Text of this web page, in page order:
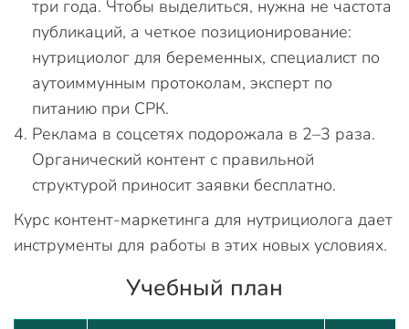
три года. Чтобы выделиться, нужна не частота
публикаций, а четкое позиционирование:
нутрициолог для беременных, специалист по
аутоиммунным протоколам, эксперт по
питанию при СРК.
Реклама в соцсетях подорожала в 2–3 раза.
Органический контент с правильной
структурой приносит заявки бесплатно.
Курс контент-маркетинга для нутрициолога дает
инструменты для работы в этих новых условиях.
Учебный план